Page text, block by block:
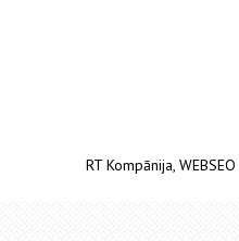
RT Kompānija, WEBSEO